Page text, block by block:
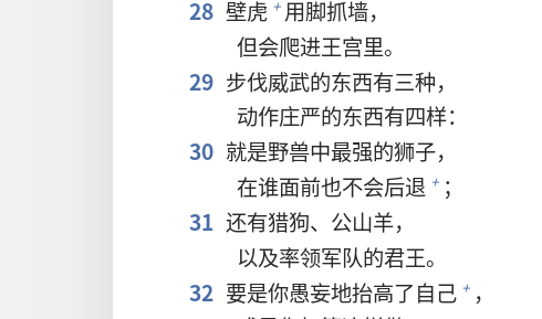
28 壁虎 + 用脚抓墙，
但会爬进王宫里。
29 步伐威武的东西有三种，
动作庄严的东西有四样：
30 就是野兽中最强的狮子，
在谁面前也不会后退 + ；
31 还有猎狗、公山羊，
以及率领军队的君王。
32 要是你愚妄地抬高了自己 + ，